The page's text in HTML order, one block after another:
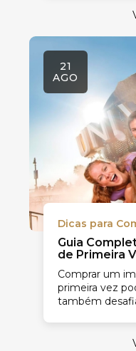
oportunidades...
21
AGO
Dicas para
Guia
de Primeira
Comprar um
primeira vez
também